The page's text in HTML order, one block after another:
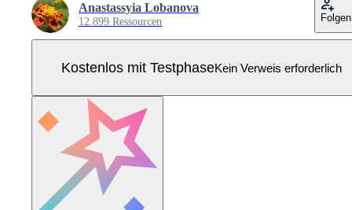
Anastassyia Lobanova
12.899 Ressourcen Folgen
Kostenlos mit TestphaseKein Verweis erforderlich